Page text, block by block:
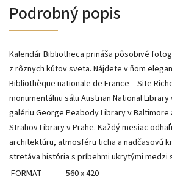
Podrobný popis
Kalendár Bibliotheca prináša pôsobivé
z rôznych kútov sveta. Nájdete v ňom
Bibliothèque nationale de France – Site
monumentálnu sálu Austrian National
galériu George Peabody Library v Baltimore
Strahov Library v Prahe. Každý mesiac
architektúru, atmosféru ticha a nadčasovú
stretáva história s príbehmi ukrytými medzi
FORMAT
560 x 420